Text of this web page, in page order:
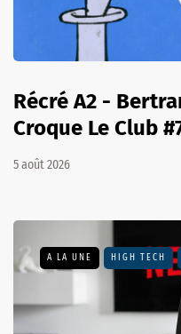
Récré A2 -
Croque Le Club
5 août 2026
A LA UNE HIGH TECH